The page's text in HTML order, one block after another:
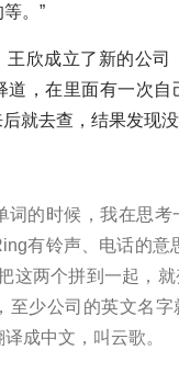
。”
王欣成立了新的公司
，在里面有一次自
就去查，结果发现没
词的时候，我在思考
有铃声、电话的意
这两个拼到一起，
至少公司的英文名
成中文，叫云歌。